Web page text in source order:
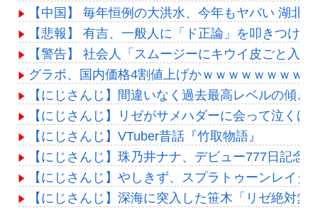
【中国】 毎年恒例の大洪水、今年もヤバい 湖北
【悲報】 有吉、一般人に「ド正論」を叩きつけ
【警告】 社会人「スムージーにキウイ皮ごと入
グラボ、国内価格4割値上げかｗｗｗｗｗｗｗｗ
【にじさんじ】間違いなく過去最高レベルの傾き
【にじさんじ】リゼがサメハダーに会って泣くほ
【にじさんじ】VTuber昔話『竹取物語』
【にじさんじ】珠乃井ナナ、デビュー777日記念
【にじさんじ】やしきず、スプラトゥーンレイ
【にじさんじ】深海に突入した笹木「リゼ絶対無